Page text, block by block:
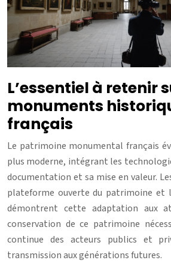
L’essentiel à retenir
monuments
français
Le patrimoine monumental français
plus moderne, intégrant les
documentation et sa mise en valeur.
plateforme ouverte du patrimoine et
démontrent cette adaptation aux
conservation de ce patrimoine
continue des acteurs publics et
transmission aux générations futures.